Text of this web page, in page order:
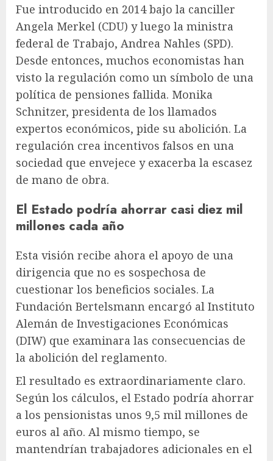
Fue introducido en 2014 bajo la canciller
Angela Merkel (CDU) y luego la ministra
federal de Trabajo, Andrea Nahles (SPD).
Desde entonces, muchos economistas han
visto la regulación como un símbolo de una
política de pensiones fallida. Monika
Schnitzer, presidenta de los llamados
expertos económicos, pide su abolición. La
regulación crea incentivos falsos en una
sociedad que envejece y exacerba la escasez
de mano de obra.
El Estado podría ahorrar casi diez mil
millones cada año
Esta visión recibe ahora el apoyo de una
dirigencia que no es sospechosa de
cuestionar los beneficios sociales. La
Fundación Bertelsmann encargó al Instituto
Alemán de Investigaciones Económicas
(DIW) que examinara las consecuencias de
la abolición del reglamento.
El resultado es extraordinariamente claro.
Según los cálculos, el Estado podría ahorrar
a los pensionistas unos 9,5 mil millones de
euros al año. Al mismo tiempo, se
mantendrían trabajadores adicionales en el